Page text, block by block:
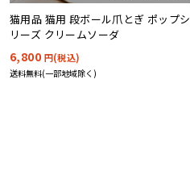
猫用品 猫用 段ボール爪とぎ ポップシ
リーズ クリームソーダ
6,800 円(税込)
送料無料(一部地域除く)